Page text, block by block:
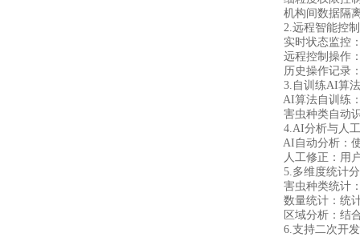
机构间数据隔离
2.远程智能控制
实时状态监控：
远程控制操作：
历史操作记录：
3.自训练AI算法
AI算法自训练：
害虫种类自动识
4.AI分析与人工
AI自动分析：使
人工修正：用户
5.多维度统计分
害虫种类统计：
数量统计：统计
区域分析：结合
6.支持二次开发